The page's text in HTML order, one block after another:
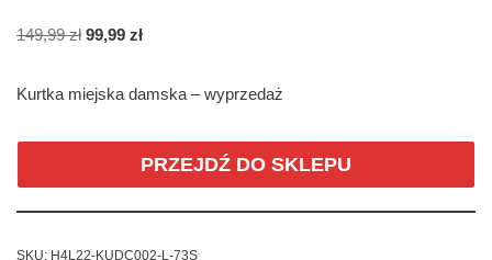
149,99zł 99,99 zł
Kurtka miejska damska – wyprzedaż
PRZEJDŹ DO SKLEPU
SKU: H4L22-KUDC002-L-73S